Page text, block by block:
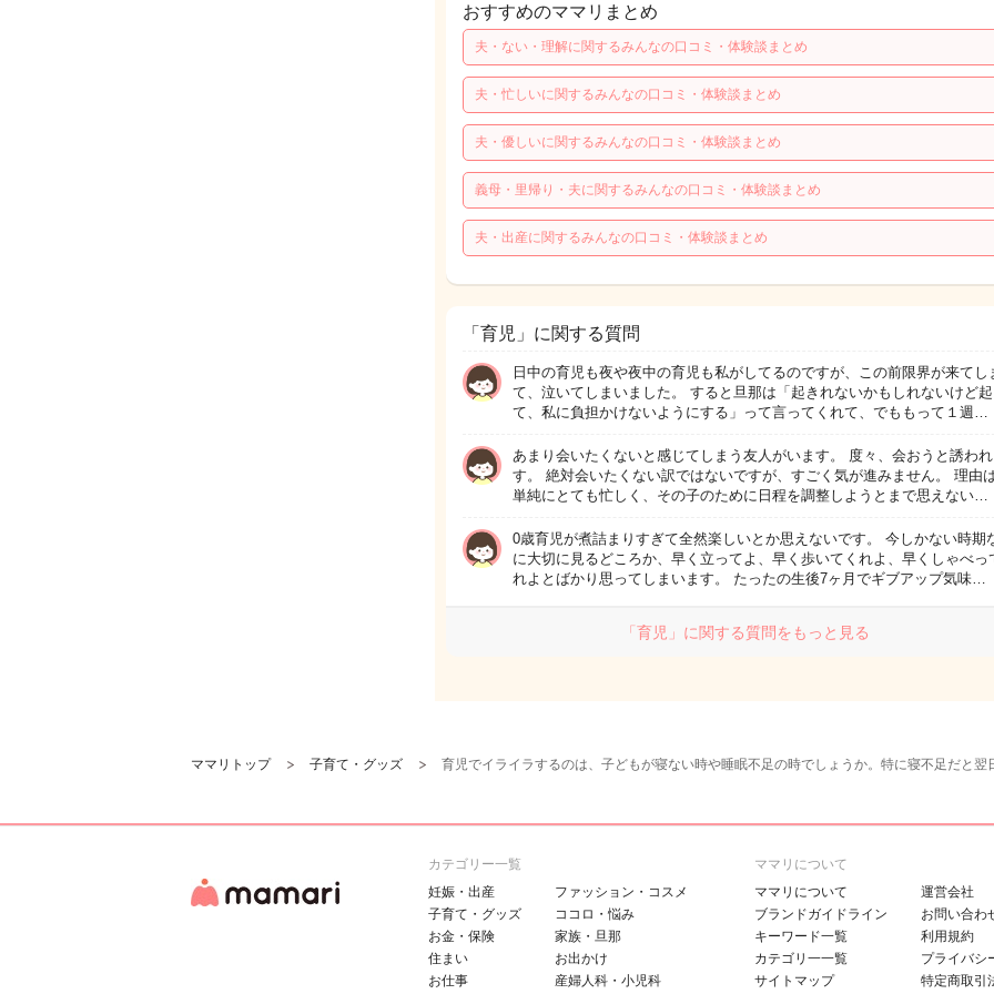
おすすめのママリまとめ
夫・ない・理解に関するみんなの口コミ・体験談まとめ
夫・忙しいに関するみんなの口コミ・体験談まとめ
夫・優しいに関するみんなの口コミ・体験談まとめ
義母・里帰り・夫に関するみんなの口コミ・体験談まとめ
夫・出産に関するみんなの口コミ・体験談まとめ
「育児」に関する質問
日中の育児も夜や夜中の育児も私がしてるのですが、この前限界が来てし
て、泣いてしまいました。 すると旦那は「起きれないかもしれないけど起
て、私に負担かけないようにする」って言ってくれて、でももって１週…
あまり会いたくないと感じてしまう友人がいます。 度々、会おうと誘われ
す。 絶対会いたくない訳ではないですが、すごく気が進みません。 理由
単純にとても忙しく、その子のために日程を調整しようとまで思えない…
0歳育児が煮詰まりすぎて全然楽しいとか思えないです。 今しかない時期
に大切に見るどころか、早く立ってよ、早く歩いてくれよ、早くしゃべっ
れよとばかり思ってしまいます。 たったの生後7ヶ月でギブアップ気味…
「育児」に関する質問をもっと見る
ママリトップ 子育て・グッズ 育児でイライラするのは、子どもが寝ない時や睡眠不足の時でしょうか。特に寝不足だと翌
カテゴリー一覧
妊娠・出産
子育て・グッズ
お金・保険
住まい
お仕事
ファッション・コスメ
ココロ・悩み
家族・旦那
お出かけ
産婦人科・小児科
ママリについて
ママリについて
ブランドガイドライン
キーワード一覧
カテゴリ一一覧
サイトマップ
運営会社
お問い合わ
利用規約
プライバシ
特定商取引